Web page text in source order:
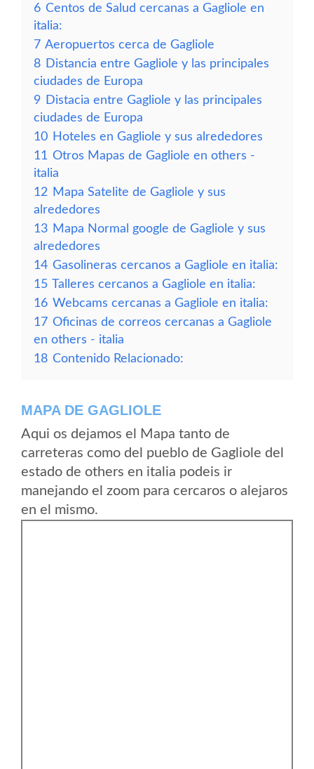
6 Centos de Salud cercanas a Gagliole en
italia:
7 Aeropuertos cerca de Gagliole
8 Distancia entre Gagliole y las principales
ciudades de Europa
9 Distacia entre Gagliole y las principales
ciudades de Europa
10 Hoteles en Gagliole y sus alrededores
11 Otros Mapas de Gagliole en others -
italia
12 Mapa Satelite de Gagliole y sus
alrededores
13 Mapa Normal google de Gagliole y sus
alrededores
14 Gasolineras cercanos a Gagliole en italia:
15 Talleres cercanos a Gagliole en italia:
16 Webcams cercanas a Gagliole en italia:
17 Oficinas de correos cercanas a Gagliole
en others - italia
18 Contenido Relacionado:
MAPA DE GAGLIOLE
Aqui os dejamos el Mapa tanto de
carreteras como del pueblo de Gagliole del
estado de others en italia podeis ir
manejando el zoom para cercaros o alejaros
en el mismo.